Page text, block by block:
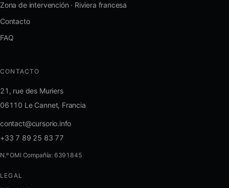
Zona de intervención · Riviera francesa
Contacto
FAQ
CONTACTO
21, rue des Muriers
06110 Le Cannet, Francia
contact@cursorio.info
+33 7 89 25 83 77
N.º OMI Compañía: 6391845
LEGAL